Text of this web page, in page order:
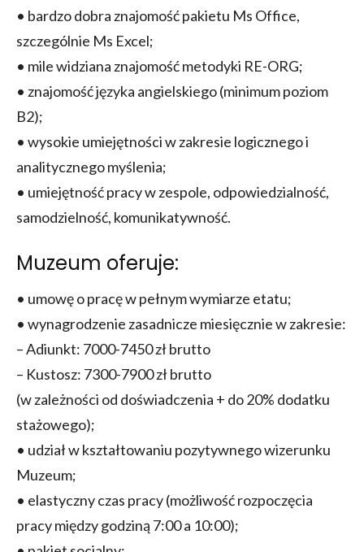
• bardzo dobra znajomość pakietu Ms Office,
szczególnie Ms Excel;
• mile widziana znajomość metodyki RE-ORG;
• znajomość języka angielskiego (minimum poziom
B2);
• wysokie umiejętności w zakresie logicznego i
analitycznego myślenia;
• umiejętność pracy w zespole, odpowiedzialność,
samodzielność, komunikatywność.
Muzeum oferuje:
• umowę o pracę w pełnym wymiarze etatu;
• wynagrodzenie zasadnicze miesięcznie w zakresie:
– Adiunkt: 7000-7450 zł brutto
– Kustosz: 7300-7900 zł brutto
(w zależności od doświadczenia + do 20% dodatku
stażowego);
• udział w kształtowaniu pozytywnego wizerunku
Muzeum;
• elastyczny czas pracy (możliwość rozpoczęcia
pracy między godziną 7:00 a 10:00);